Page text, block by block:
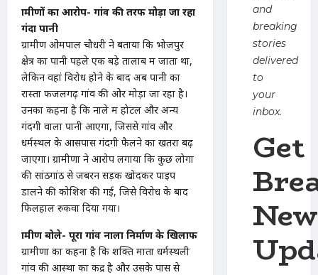
ग्रामीणों का आरोप- गांव की तरफ मोड़ा जा रहा
गंदा पानी
ग्रामीण ओमपाल चौधरी ने बताया कि भोजपुर
क्षेत्र का पानी पहले एक बड़े तालाब में जाता था,
लेकिन वहां विरोध होने के बाद अब पानी का
रास्ता फजलगढ़ गांव की ओर मोड़ा जा रहा है।
उनका कहना है कि नाले में होटल और अन्य
गंदगी वाला पानी आएगा, जिससे गांव और
धर्मस्थल के आसपास गंदगी फैलने का खतरा बढ़
जाएगा। ग्रामीणों ने आरोप लगाया कि कुछ लोगों
की सांठगांठ से जबरन सड़क खोदकर पाइप
डालने की कोशिश की गई, जिसे विरोध के बाद
फिलहाल रुकवा दिया गया।
ग्रामीण बोले- पूरा गांव नाला निर्माण के खिलाफ
ग्रामीणों का कहना है कि शक्ति माता धर्मस्थली
गांव की आस्था का केंद्र है और उसके पास से
and
breaking
stories
delivered
to
your
inbox.
Get